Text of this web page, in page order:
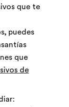
que te
puedes
que
de